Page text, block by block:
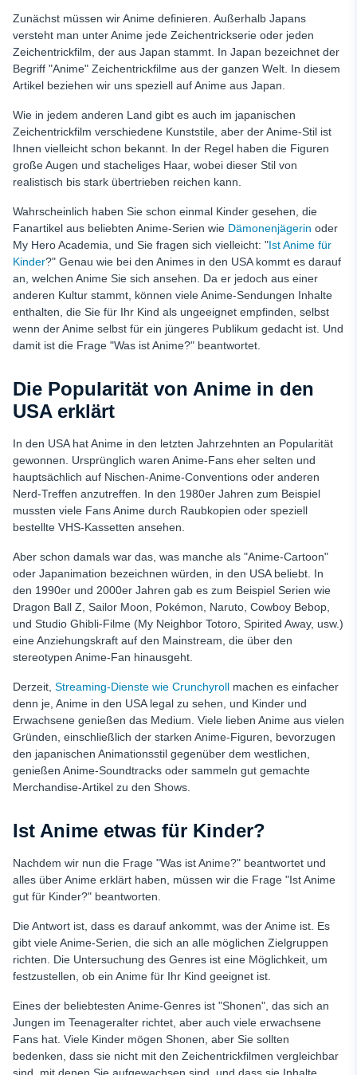
Zunächst müssen wir Anime definieren. Außerhalb Japans
versteht man unter Anime jede Zeichentrickserie oder jeden
Zeichentrickfilm, der aus Japan stammt. In Japan bezeichnet der
Begriff "Anime" Zeichentrickfilme aus der ganzen Welt. In diesem
Artikel beziehen wir uns speziell auf Anime aus Japan.
Wie in jedem anderen Land gibt es auch im japanischen
Zeichentrickfilm verschiedene Kunststile, aber der Anime-Stil ist
Ihnen vielleicht schon bekannt. In der Regel haben die Figuren
große Augen und stacheliges Haar, wobei dieser Stil von
realistisch bis stark übertrieben reichen kann.
Wahrscheinlich haben Sie schon einmal Kinder gesehen, die
Fanartikel aus beliebten Anime-Serien wie Dämonenjägerin oder
My Hero Academia, und Sie fragen sich vielleicht: "Ist Anime für
Kinder?" Genau wie bei den Animes in den USA kommt es darauf
an, welchen Anime Sie sich ansehen. Da er jedoch aus einer
anderen Kultur stammt, können viele Anime-Sendungen Inhalte
enthalten, die Sie für Ihr Kind als ungeeignet empfinden, selbst
wenn der Anime selbst für ein jüngeres Publikum gedacht ist. Und
damit ist die Frage "Was ist Anime?" beantwortet.
Die Popularität von Anime in den
USA erklärt
In den USA hat Anime in den letzten Jahrzehnten an Popularität
gewonnen. Ursprünglich waren Anime-Fans eher selten und
hauptsächlich auf Nischen-Anime-Conventions oder anderen
Nerd-Treffen anzutreffen. In den 1980er Jahren zum Beispiel
mussten viele Fans Anime durch Raubkopien oder speziell
bestellte VHS-Kassetten ansehen.
Aber schon damals war das, was manche als "Anime-Cartoon"
oder Japanimation bezeichnen würden, in den USA beliebt. In
den 1990er und 2000er Jahren gab es zum Beispiel Serien wie
Dragon Ball Z, Sailor Moon, Pokémon, Naruto, Cowboy Bebop,
und Studio Ghibli-Filme (My Neighbor Totoro, Spirited Away, usw.)
eine Anziehungskraft auf den Mainstream, die über den
stereotypen Anime-Fan hinausgeht.
Derzeit, Streaming-Dienste wie Crunchyroll machen es einfacher
denn je, Anime in den USA legal zu sehen, und Kinder und
Erwachsene genießen das Medium. Viele lieben Anime aus vielen
Gründen, einschließlich der starken Anime-Figuren, bevorzugen
den japanischen Animationsstil gegenüber dem westlichen,
genießen Anime-Soundtracks oder sammeln gut gemachte
Merchandise-Artikel zu den Shows.
Ist Anime etwas für Kinder?
Nachdem wir nun die Frage "Was ist Anime?" beantwortet und
alles über Anime erklärt haben, müssen wir die Frage "Ist Anime
gut für Kinder?" beantworten.
Die Antwort ist, dass es darauf ankommt, was der Anime ist. Es
gibt viele Anime-Serien, die sich an alle möglichen Zielgruppen
richten. Die Untersuchung des Genres ist eine Möglichkeit, um
festzustellen, ob ein Anime für Ihr Kind geeignet ist.
Eines der beliebtesten Anime-Genres ist "Shonen", das sich an
Jungen im Teenageralter richtet, aber auch viele erwachsene
Fans hat. Viele Kinder mögen Shonen, aber Sie sollten
bedenken, dass sie nicht mit den Zeichentrickfilmen vergleichbar
FAQ